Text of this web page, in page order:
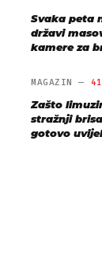
Svaka peta
državi
kamere za
MAGAZIN —
Zašto
stražnji
gotovo